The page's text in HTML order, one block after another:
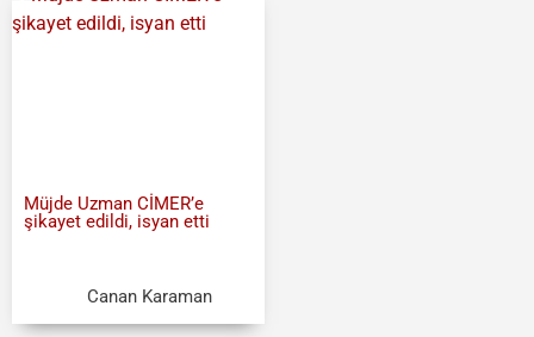
Müjde Uzman CİMER’e
şikayet edildi, isyan etti
Canan Karaman